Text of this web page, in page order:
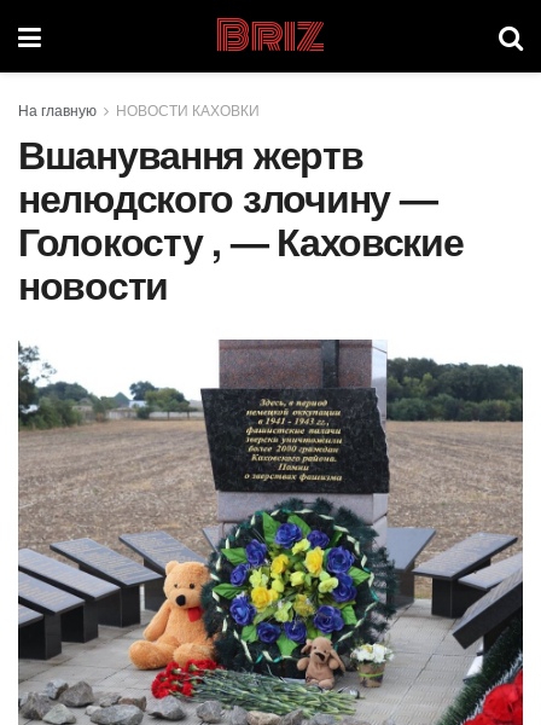
Briz
На главную НОВОСТИ КАХОВКИ
Вшанування жертв
нелюдского злочину —
Голокосту , — Каховские
новости